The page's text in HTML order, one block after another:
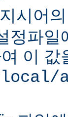
지시어
정파
이 값